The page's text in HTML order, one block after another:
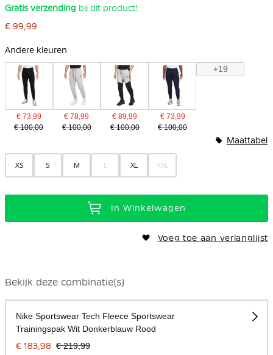
naar
begin
de
gallerij
Gratis verzending bij dit product!
€ 99,99
Andere kleuren
€ 73,99
€ 100,00
€ 78,99
€ 100,00
€ 89,99
€ 100,00
€ 73,99
€ 100,00
+19
XS S M L XL XXL
Maattabel
In Winkelwagen
Voeg toe aan verlanglijst
Bekijk deze combinatie(s)
Nike Sportswear Tech Fleece Sportswear
Trainingspak Wit Donkerblauw Rood
€ 183,98 € 219,99